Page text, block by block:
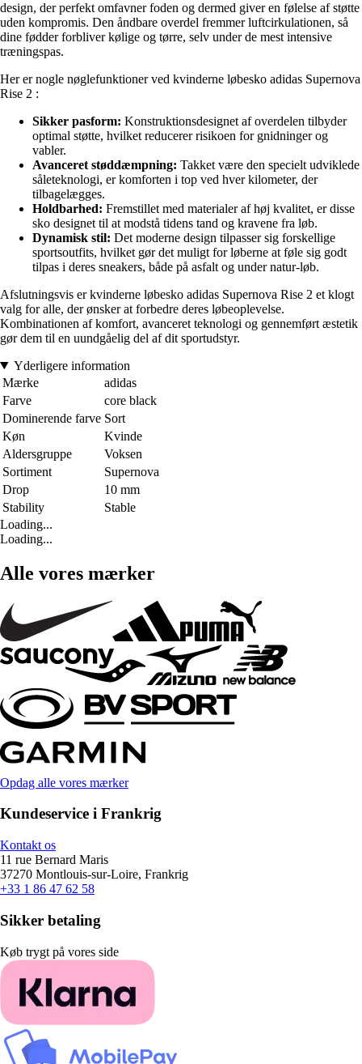
design, der perfekt omfavner foden og dermed giver en følelse af støtte
uden kompromis. Den åndbare overdel fremmer luftcirkulationen, så
dine fødder forbliver kølige og tørre, selv under de mest intensive
træningspas.
Her er nogle nøglefunktioner ved kvinderne løbesko adidas Supernova
Rise 2 :
Sikker pasform: Konstruktionsdesignet af overdelen tilbyder
optimal støtte, hvilket reducerer risikoen for gnidninger og
vabler.
Avanceret støddæmpning: Takket være den specielt udviklede
såleteknologi, er komforten i top ved hver kilometer, der
tilbagelægges.
Holdbarhed: Fremstillet med materialer af høj kvalitet, er disse
sko designet til at modstå tidens tand og kravene fra løb.
Dynamisk stil: Det moderne design tilpasser sig forskellige
sportsoutfits, hvilket gør det muligt for løberne at føle sig godt
tilpas i deres sneakers, både på asfalt og under natur-løb.
Afslutningsvis er kvinderne løbesko adidas Supernova Rise 2 et klogt
valg for alle, der ønsker at forbedre deres løbeoplevelse.
Kombinationen af komfort, avanceret teknologi og gennemført æstetik
gør dem til en uundgåelig del af dit sportudstyr.
Yderligere information
Mærke
adidas
Farve
core black
Dominerende farve Sort
Køn
Kvinde
Aldersgruppe
Voksen
Sortiment
Supernova
Drop
10 mm
Stability
Stable
Loading...
Loading...
Alle vores mærker
Opdag alle vores mærker
Kundeservice i Frankrig
Kontakt os
11 rue Bernard Maris
37270 Montlouis-sur-Loire, Frankrig
+33 1 86 47 62 58
Sikker betaling
Køb trygt på vores side